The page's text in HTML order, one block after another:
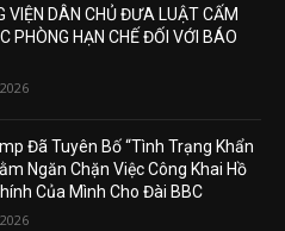
VIỆN DÂN CHỦ ĐƯA LUẬT CẤM
PHÒNG HẠN CHẾ ĐỐI VỚI BÁO
Đã Tuyên Bố “Tình Trạng Khẩn
Ngăn Chặn Việc Công Khai Hồ
Của Mình Cho Đài BBC